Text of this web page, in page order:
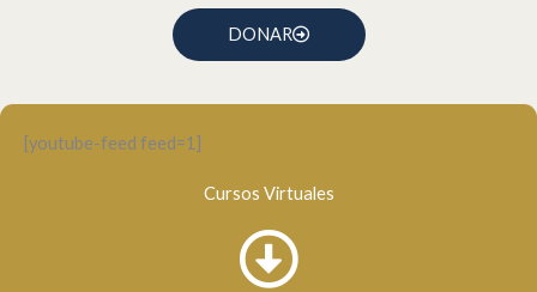
DONAR
[youtube-feed feed=1]
Cursos Virtuales